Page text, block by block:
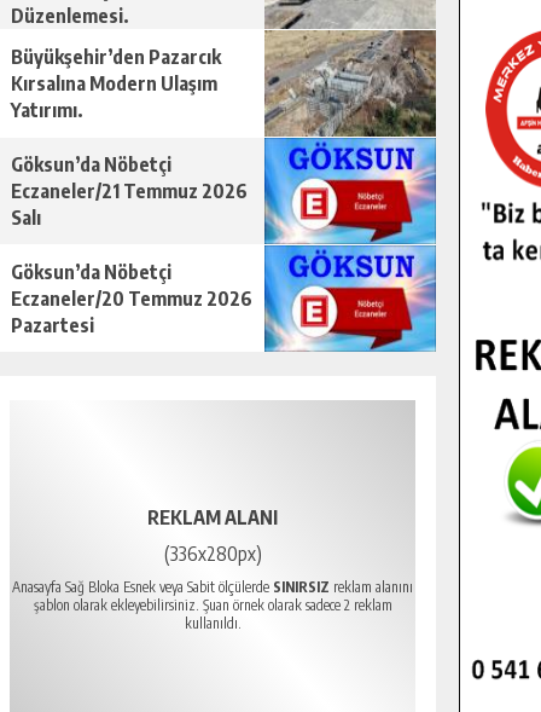
Düzenlemesi.
Büyükşehir’den Pazarcık
Kırsalına Modern Ulaşım
Yatırımı.
Göksun’da Nöbetçi
Eczaneler/21 Temmuz 2026
Salı
Göksun’da Nöbetçi
Eczaneler/20 Temmuz 2026
Pazartesi
REKLAM ALANI
(336x280px)
Anasayfa Sağ Bloka Esnek veya Sabit ölçülerde SINIRSIZ reklam alanını
şablon olarak ekleyebilirsiniz. Şuan örnek olarak sadece 2 reklam
kullanıldı.